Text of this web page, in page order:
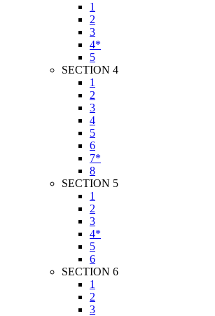
1
2
3
4*
5
SECTION 4
1
2
3
4
5
6
7*
8
SECTION 5
1
2
3
4*
5
6
SECTION 6
1
2
3